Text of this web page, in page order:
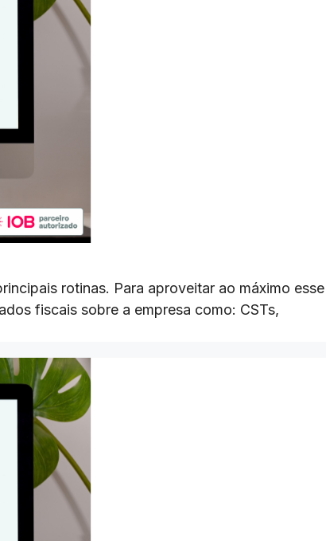
rotinas. Para aproveitar ao máximo esse
fiscais sobre a empresa como: CSTs,